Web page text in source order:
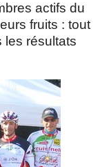
actifs du
fruits : tout
les résultats